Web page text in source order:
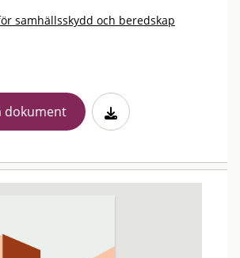
samhällsskydd och beredskap
dokument